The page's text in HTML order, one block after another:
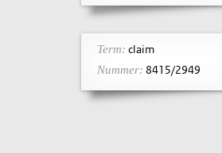
Term: claim
Nummer: 8415/2949